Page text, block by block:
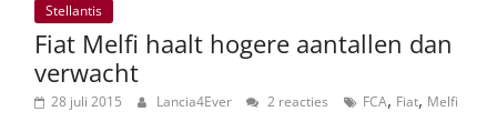
Stellantis
Fiat Melfi haalt hogere aantallen dan
verwacht
28 juli 2015 Lancia4Ever 2 reacties FCA, Fiat, Melfi